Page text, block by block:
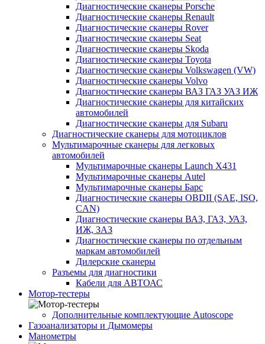
Диагностические сканеры Porsche
Диагностические сканеры Renault
Диагностические сканеры Rover
Диагностические сканеры Seat
Диагностические сканеры Skoda
Диагностические сканеры Toyota
Диагностические сканеры Volkswagen (VW)
Диагностические сканеры Volvo
Диагностические сканеры ВАЗ ГАЗ УАЗ ИЖ
Диагностические сканеры для китайских
автомобилей
Диагностические сканеры для Subaru
Диагностические сканеры для мотоциклов
Мультимарочные сканеры для легковых
автомобилей
Мультимарочные сканеры Launch X431
Мультимарочные сканеры Autel
Мультимарочные сканеры Барс
Диагностические сканеры OBDII (SAE, ISO,
CAN)
Диагностические сканеры ВАЗ, ГАЗ, УАЗ,
ИЖ, ЗАЗ
Диагностические сканеры по отдельным
маркам автомобилей
Дилерские сканеры
Разъемы для диагностики
Кабели для АВТОАС
Мотор-тестеры
Дополнительные комплектующие Autoscope
Газоанализаторы и Дымомеры
Манометры